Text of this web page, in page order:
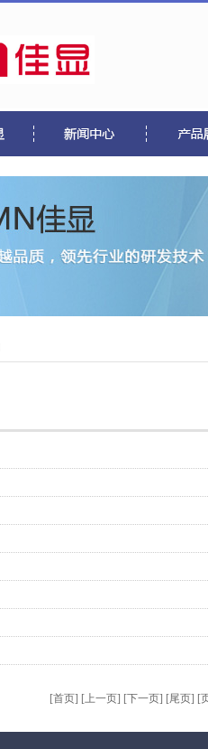
[首页] [上一页] [下一页] [尾页] [